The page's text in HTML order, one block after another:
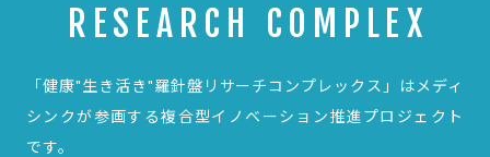
RESEARCH COMPLEX
「健康"生き活き"羅針盤リサーチコンプレックス」は メディ
シンクが参画する複合型イノベーション推進プロジェクト
です。